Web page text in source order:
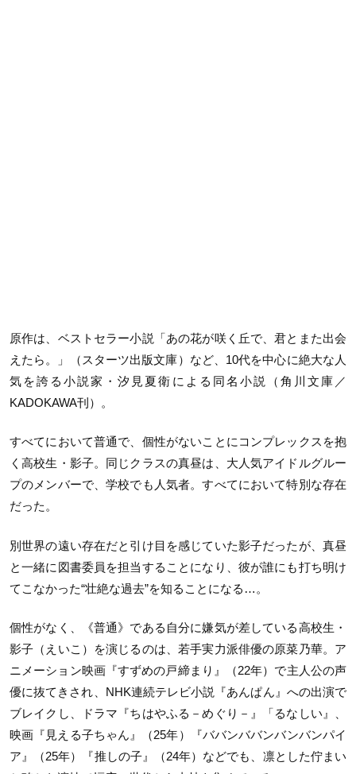
原作は、ベストセラー小説「あの花が咲く丘で、君とまた出会
えたら。」（スターツ出版文庫）など、10代を中心に絶大な人
気を誇る小説家・汐見夏衛による同名小説（角川文庫／
KADOKAWA刊）。
すべてにおいて普通で、個性がないことにコンプレックスを抱
く高校生・影子。同じクラスの真昼は、大人気アイドルグルー
プのメンバーで、学校でも人気者。すべてにおいて特別な存在
だった。
別世界の遠い存在だと引け目を感じていた影子だったが、真昼
と一緒に図書委員を担当することになり、彼が誰にも打ち明け
てこなかった“壮絶な過去”を知ることになる…。
個性がなく、《普通》である自分に嫌気が差している高校生・
影子（えいこ）を演じるのは、若手実力派俳優の原菜乃華。ア
ニメーション映画『すずめの戸締まり』（22年）で主人公の声
優に抜てきされ、NHK連続テレビ小説『あんぱん』への出演で
ブレイクし、ドラマ『ちはやふる－めぐり－』「るなしい』、
映画『見える子ちゃん』（25年）『ババンババンバンバンパイ
ア』（25年）『推しの子』（24年）などでも、凛とした佇まい